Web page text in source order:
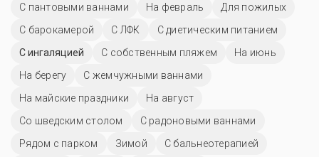
С пантовыми ваннами
На февраль
Для пожилых
С барокамерой
С ЛФК
С диетическим питанием
С ингаляцией
С собственным пляжем
На июнь
На берегу
С жемчужными ваннами
На майские праздники
На август
Со шведским столом
С радоновыми ваннами
Рядом с парком
Зимой
С бальнеотерапией